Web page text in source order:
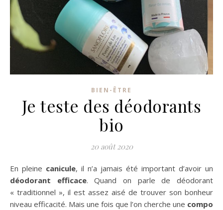
BIEN-ÊTRE
Je teste des déodorants
bio
20 août 2020
En pleine canicule, il n’a jamais été important d’avoir un
déodorant efficace. Quand on parle de déodorant
« traditionnel », il est assez aisé de trouver son bonheur
niveau efficacité. Mais une fois que l’on cherche une compo